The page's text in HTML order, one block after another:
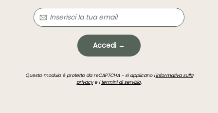
Accedi →
Questo modulo è protetto da reCAPTCHA - si applicano l'informativa sulla
privacye itermini di servizio.